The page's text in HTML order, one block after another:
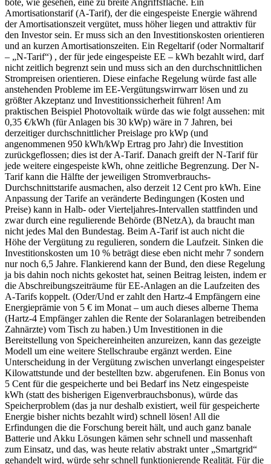
Amortisationstarif (A-Tarif), der die eingespeiste Energie während
der Amortisationszeit vergütet, muss höher liegen und attraktiv für
den Investor sein. Er muss sich an den Investitionskosten orientieren
und an kurzen Amortisationszeiten. Ein Regeltarif (oder Normaltarif
– „N-Tarif“) , der für jede eingespeiste EE – kWh bezahlt wird, darf
nicht zeitlich begrenzt sein und muss sich an den durchschnittlichen
Strompreisen orientieren. Diese einfache Regelung würde fast alle
anstehenden Probleme im EE-Vergütungswirrwarr lösen und zu
größter Akzeptanz und Investitionssicherheit führen! Am
praktischen Beispiel Photovoltaik würde das wie folgt aussehen: mit
0,35 €/kWh (für Anlagen bis 30 kWp) wäre in 7 Jahren, bei
derzeitiger durchschnittlicher Preislage pro kWp (und
angenommenen 950 kWh/kWp Ertrag pro Jahr) die Investition
zurückgeflossen; dies ist der A-Tarif. Danach greift der N-Tarif für
jede weitere eingespeiste kWh, ohne zeitliche Begrenzung. Der N-
Tarif kann die Hälfte der jeweiligen Stromverbrauchs-
Durchschnittstarife ausmachen, also derzeit 12 Cent pro kWh. Eine
Anpassung der Tarife an veränderte Bedingungen (Kosten und
Preise) kann in Halb- oder Vierteljahres-Intervallen stattfinden und
zwar durch eine regulierende Behörde (BNetzA), da braucht man
nicht jedes Mal den Bundestag. Beim A-Tarif ist auch nicht die
Höhe der Vergütung zu regulieren, sondern die Laufzeit. Sinken die
Investitionskosten um 10 % beträgt diese eben nicht mehr 7 sondern
nur noch 6,5 Jahre. Flankierend kann der Bund, den diese Regelung
ja bis dahin noch nichts gekostet hat, seinen Beitrag leisten, indem er
die Abschreibungszeiträume für EE-Anlagen an die Laufzeiten des
A-Tarifs koppelt. (Oder/Und er zahlt den Hartz-4 Empfängern eine
Energieprämie von 5 € im Monat – um auch dieses alberne Thema
(Hartz-4 Empfänger zahlen die Rente der Solaranlagen betreibenden
Zahnärzte) vom Tisch zu haben.) Um Investitionen in die
Bereitstellung von Speichereinheiten anzureizen, kann das gezeigte
Modell um eine weitere Stellschraube ergänzt werden. Eine
Unterscheidung in der Vergütung zwischen unverlangt eingespeister
Kilowattstunde und der bestellten bzw. abgerufenen. Ein Bonus von
5 Cent für die gespeicherte und bei Bedarf ins Netz eingespeiste
kWh (statt des bisherigen Eigenverbrauchsbonus), würde das
Speicherproblem (das ja nur deshalb existiert, weil für gespeicherte
Energie bisher nichts bezahlt wird) schnell lösen! All die
Erfindungen die die Forschung bereit hält, und auch ganz banale
Batterie und Akku Lösungen kämen sehr schnell und massenhaft
zum Einsatz, und das, was heute relativ abstrakt unter „Smartgrid“
gehandelt wird, würde sehr schnell funktionierende Realität. Für die